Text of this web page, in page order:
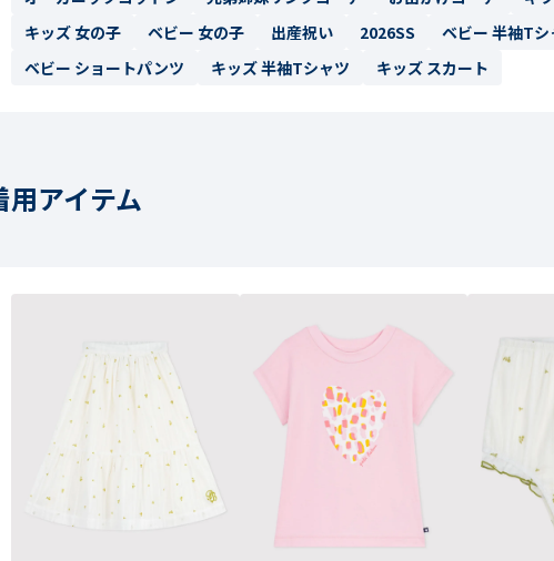
キッズ 女の子
ベビー 女の子 出産祝い 2026SS
ベビー 半袖Tシ
ベビー ショートパンツ
キッズ 半袖Tシャツ キッズ スカート
用アイテム